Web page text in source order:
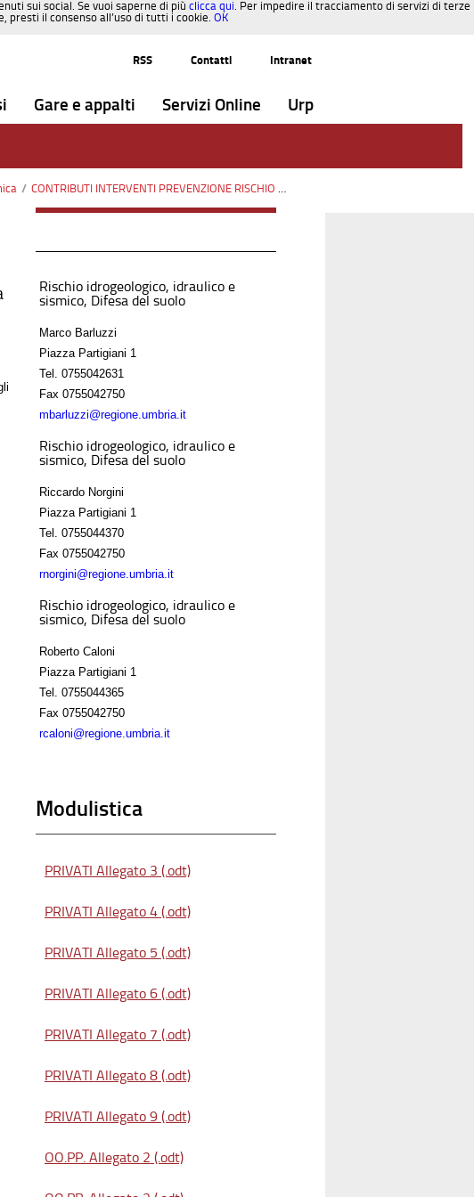
sui social. Se vuoi saperne di più clicca qui. Per impedire il tracciamento di servizi di terze
presti il consenso all’uso di tutti i cookie. OK
RSS
Contatti Intranet
Gare e appalti Servizi Online Urp
/ CONTRIBUTI INTERVENTI PREVENZIONE RISCHIO SISMICO OCDPC n.293/2015
Rischio idrogeologico, idraulico e
sismico, Difesa del suolo
Marco Barluzzi
Piazza Partigiani 1
Tel.
0755042631
Fax 0755042750
mbarluzzi@regione.umbria.it
Rischio idrogeologico, idraulico e
sismico, Difesa del suolo
Riccardo Norgini
Piazza Partigiani 1
Tel.
0755044370
Fax 0755042750
rnorgini@regione.umbria.it
Rischio idrogeologico, idraulico e
sismico, Difesa del suolo
Roberto Caloni
Piazza Partigiani 1
Tel.
0755044365
Fax 0755042750
rcaloni@regione.umbria.it
Modulistica
PRIVATI Allegato 3 (.odt)
PRIVATI Allegato 4 (.odt)
PRIVATI Allegato 5 (.odt)
PRIVATI Allegato 6 (.odt)
PRIVATI Allegato 7 (.odt)
PRIVATI Allegato 8 (.odt)
PRIVATI Allegato 9 (.odt)
OO.PP. Allegato 2 (.odt)